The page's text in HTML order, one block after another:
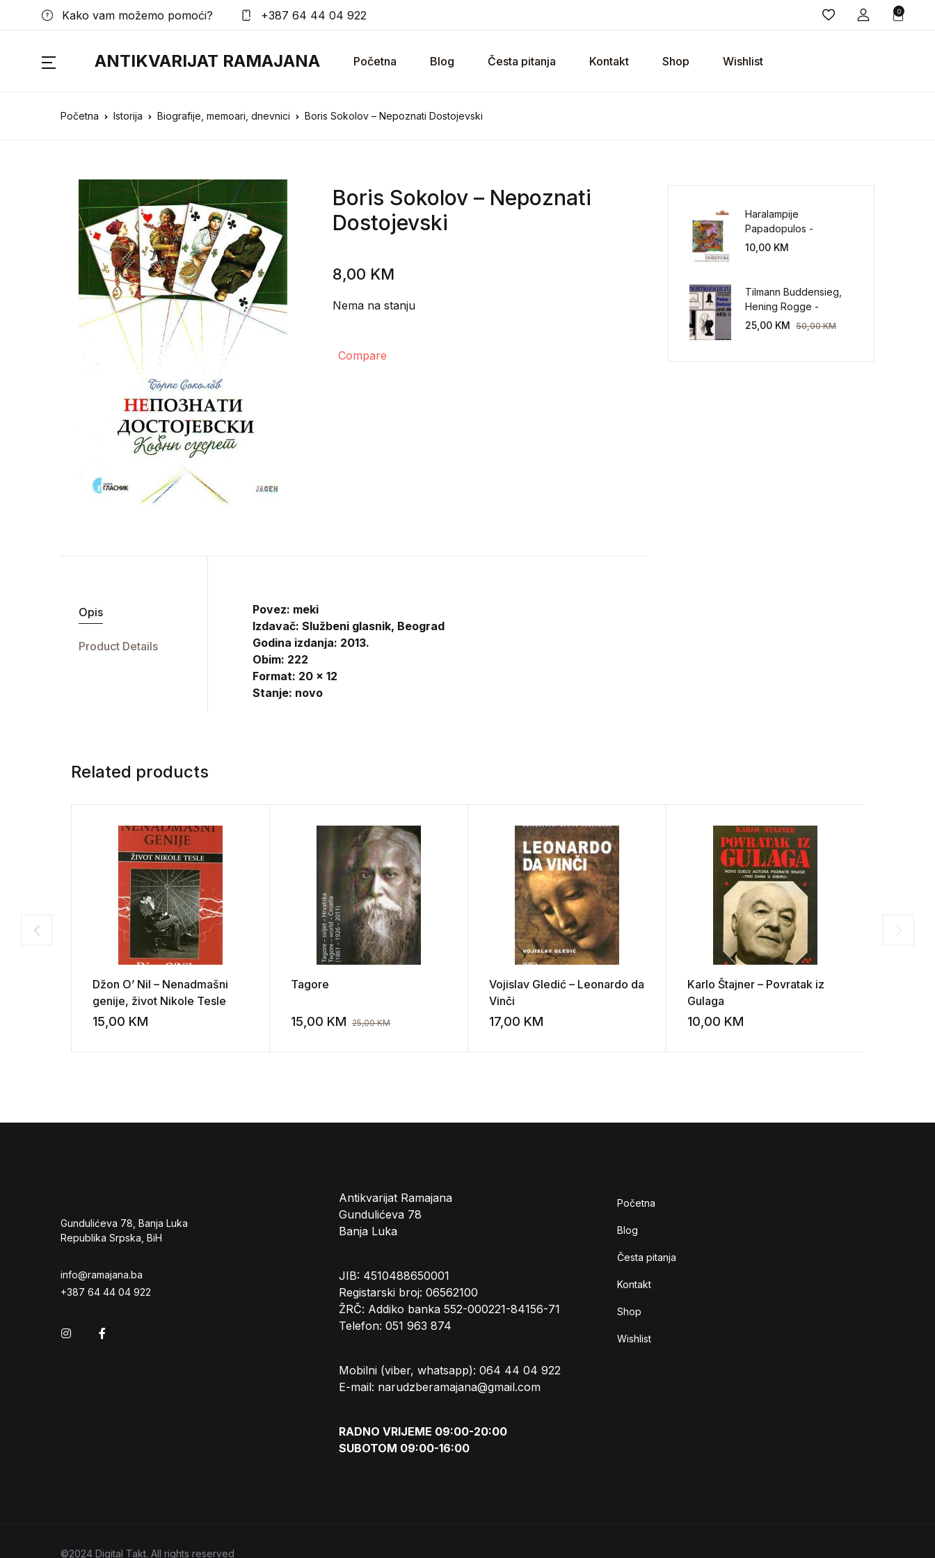
Kako vam možemo pomoći? +387 64 44 04 922 0
ANTIKVARIJAT RAMAJANA Početna Blog Česta pitanja Kontakt Shop Wishlist
Početna Istorija Biografije, memoari, dnevnici Boris Sokolov – Nepoznati Dostojevski
Boris Sokolov – Nepoznati
Dostojevski
8,00 KM
Nema na stanju
Compare
Opis
Product Details
Povez: meki
Izdavač: Službeni glasnik, Beograd
Godina izdanja: 2013.
Obim: 222
Format: 20 x 12
Stanje: novo
Haralampije
Papadopulos -
Poverenje: sloboda od
10,00 KM
Tilmann Buddensieg,
Hening Rogge -
Industriekultur: Peter
25,00 KM 50,00KM
Related products
Džon O’ Nil – Nenadmašni
genije, život Nikole Tesle
15,00 KM Add to wishlist
Tagore
15,00 KM 25,00KM Add to wishlist
Vojislav Gledić – Leonardo da
Vinči
17,00 KM Add to wishlist
Karlo Štajner – Povratak iz
Gulaga
10,00 KM
Gundulićeva 78, Banja Luka
Republika Srpska, BiH
info@ramajana.ba
+387 64 44 04 922
Instagram
Antikvarijat Ramajana
Gundulićeva 78
Banja Luka
JIB: 4510488650001
Registarski broj: 06562100
ŽRČ: Addiko banka 552-000221-84156-71
Telefon: 051 963 874
Mobilni (viber, whatsapp): 064 44 04 922
E-mail: narudzberamajana@gmail.com
RADNO VRIJEME 09:00-20:00
SUBOTOM 09:00-16:00
Početna
Blog
Česta pitanja
Kontakt
Shop
Wishlist
©2024 Digital Takt. All rights reserved